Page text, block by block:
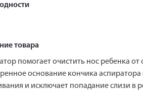
товара
помогает очистить нос ребенка
основание кончика
и исключает попадание слизи в